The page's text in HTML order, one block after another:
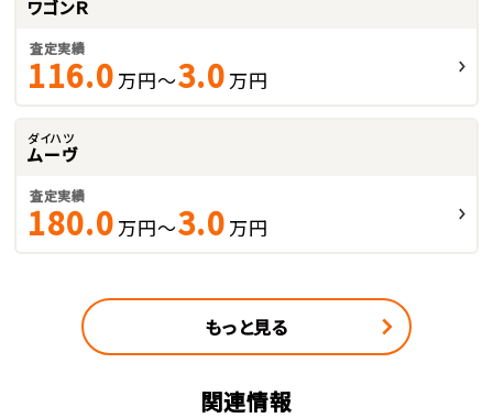
ワゴンＲ
査定実績
116.0 万円～3.0 万円
ダイハツ
ムーヴ
査定実績
180.0 万円～3.0 万円
もっと見る
関連情報